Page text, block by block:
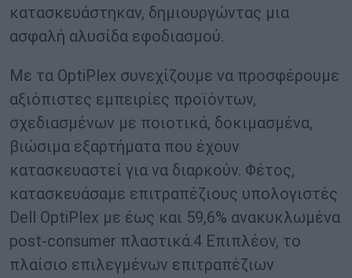
κατασκευάστηκαν, δημιουργώντας μια
ασφαλή αλυσίδα εφοδιασμού.
Με τα OptiPlex συνεχίζουμε να προσφέρουμε
αξιόπιστες εμπειρίες προϊόντων,
σχεδιασμένων με ποιοτικά, δοκιμασμένα,
βιώσιμα εξαρτήματα που έχουν
κατασκευαστεί για να διαρκούν. Φέτος,
κατασκευάσαμε επιτραπέζιους υπολογιστές
Dell OptiPlex με έως και 59,6% ανακυκλωμένα
post-consumer πλαστικά.4 Επιπλέον, το
πλαίσιο επιλεγμένων επιτραπέζιων